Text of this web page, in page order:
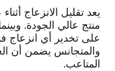
يعد تقليل الانزعاج
على تخدير أي انزعاج
والمتجانس يضمن أن
المتاعب.